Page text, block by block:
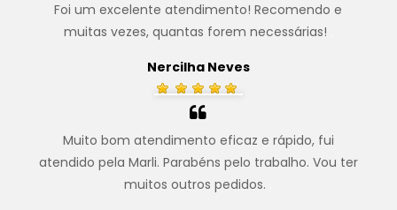
Foi um excelente atendimento! Recomendo e
muitas vezes, quantas forem necessárias!
Nercilha Neves
Muito bom atendimento eficaz e rápido, fui
atendido pela Marli. Parabéns pelo trabalho. Vou ter
muitos outros pedidos.